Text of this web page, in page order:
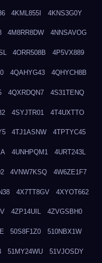
4KML855I 4KNS3G0Y
4M8RR8DW 4NNSAVOG
4ORR508B 4P5VX889
4QAHYG43 4QHYCH8B
4QXRDQN7 4S31TENQ
4SYJTR01 4T4UXTTO
4TJ1ASNW 4TPTYC45
4UNHPQM1 4URT243L
4VNW7KSQ 4W6ZE1F7
4X7TT8GV 4XYOT662
4ZP14UIL 4ZVGSBH0
50S8F1Z0 510NBX1W
51MY24WU 51VJOSDY